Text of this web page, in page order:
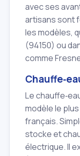
avec ses
artisans sont
les modèles,
(94150) ou
comme
Le
modèle le
français.
stocke et
électrique. Il